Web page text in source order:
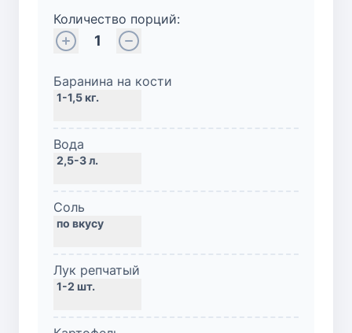
Количество порций:
1
Баранина на кости
Вода
Соль
Лук репчатый